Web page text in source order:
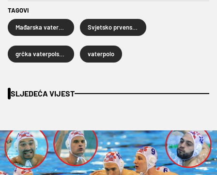
TAGOVI
vaterpolo
SLJEDEĆA VIJEST